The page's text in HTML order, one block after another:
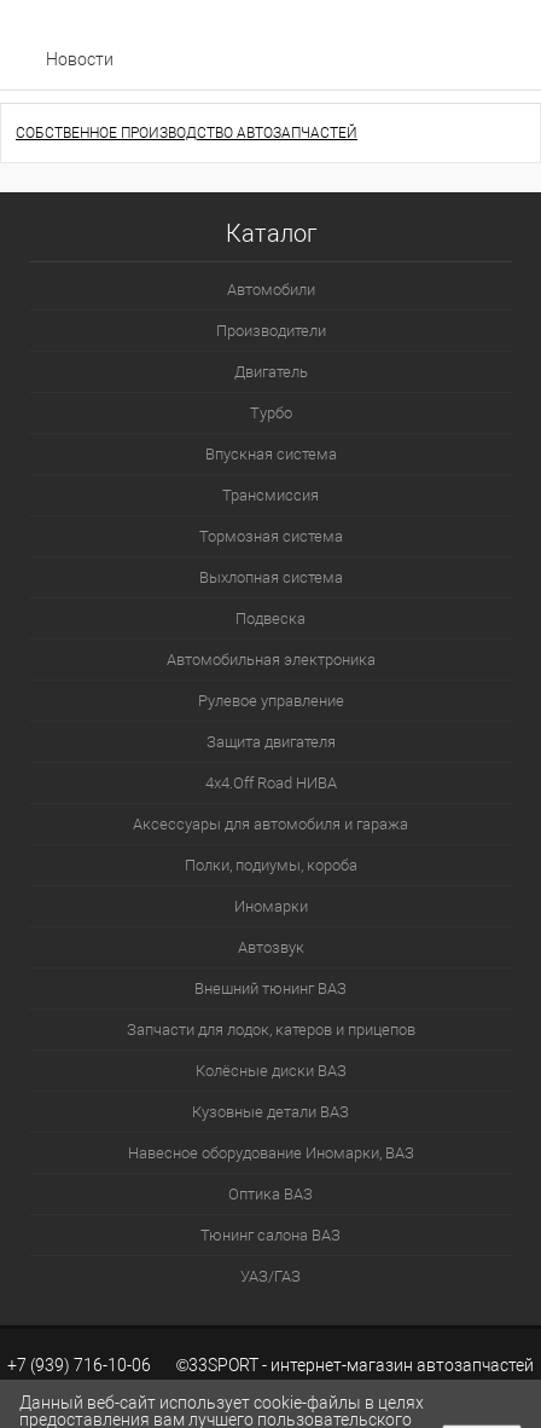
Новости
СОБСТВЕННОЕ ПРОИЗВОДСТВО АВТОЗАПЧАСТЕЙ
Каталог
Автомобили
Производители
Двигатель
Турбо
Впускная система
Трансмиссия
Тормозная система
Выхлопная система
Подвеска
Автомобильная электроника
Рулевое управление
Защита двигателя
4х4.Off Road НИВА
Аксессуары для автомобиля и гаража
Полки, подиумы, короба
Иномарки
Автозвук
Внешний тюнинг ВАЗ
Запчасти для лодок, катеров и прицепов
Колёсные диски ВАЗ
Кузовные детали ВАЗ
Навесное оборудование Иномарки, ВАЗ
Оптика ВАЗ
Тюнинг салона ВАЗ
УАЗ/ГАЗ
+7 (939) 716-10-06 ©33SPORT - интернет-магазин автозапчастей
Данный веб-сайт использует cookie-файлы в целях
предоставления вам лучшего пользовательского